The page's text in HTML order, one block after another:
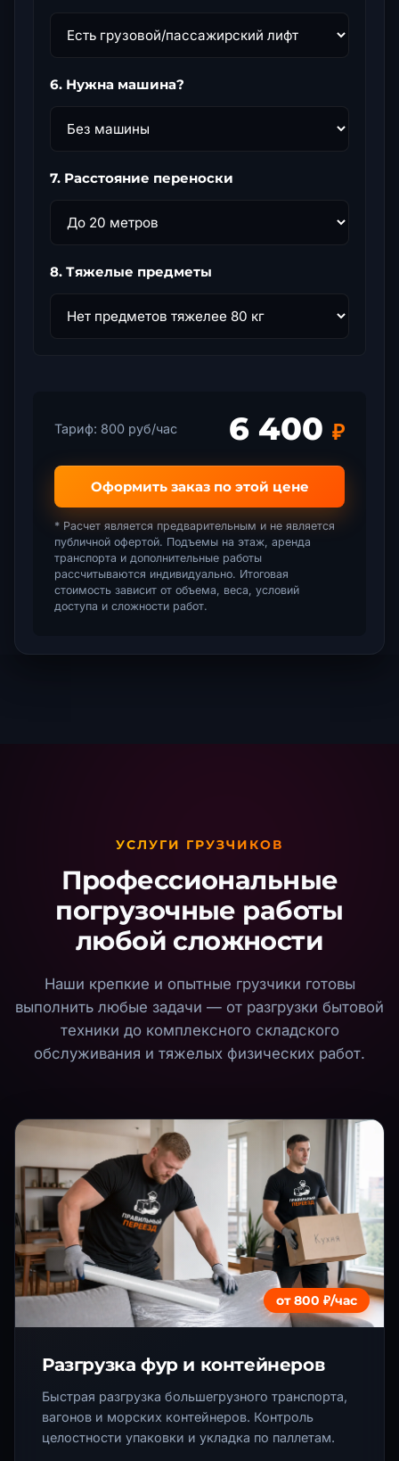
6. Нужна машина?
7. Расстояние переноски
8. Тяжелые предметы
Тариф: 800 руб/час 6 400 ₽
Оформить заказ по этой цене
* Расчет является предварительным и не является
публичной офертой. Подъемы на этаж, аренда
транспорта и дополнительные работы
рассчитываются индивидуально. Итоговая
стоимость зависит от объема, веса, условий
доступа и сложности работ.
УСЛУГИ ГРУЗЧИКОВ
Профессиональные
погрузочные работы
любой сложности
Наши крепкие и опытные грузчики готовы
выполнить любые задачи — от разгрузки бытовой
техники до комплексного складского
обслуживания и тяжелых физических работ.
от 800 ₽/час
Разгрузка фур и контейнеров
Быстрая разгрузка большегрузного транспорта,
вагонов и морских контейнеров. Контроль
целостности упаковки и укладка по паллетам.